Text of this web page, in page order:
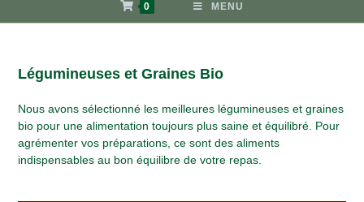
0 MENU
Légumineuses et Graines Bio
Nous avons sélectionné les meilleures légumineuses et graines
bio pour une alimentation toujours plus saine et équilibré. Pour
agrémenter vos préparations, ce sont des aliments
indispensables au bon équilibre de votre repas.